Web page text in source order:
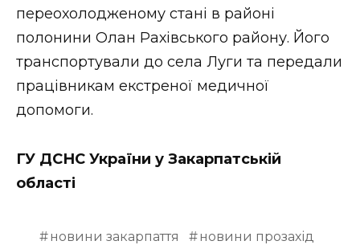
переохолодженому стані в районі
полонини Олан Рахівського району. Його
транспортували до села Луги та передали
працівникам екстреної медичної
допомоги.
ГУ ДСНС України у Закарпатській
області
новини закарпаття
новини прозахід